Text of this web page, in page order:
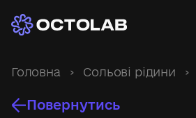
Головна › Сольові рідини ›
Повернутись